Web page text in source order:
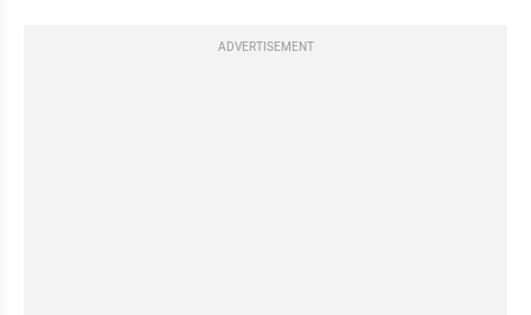
ADVERTISEMENT